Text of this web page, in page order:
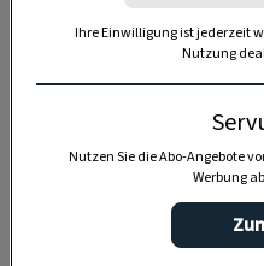
Ihre Einwilligung ist jederzeit
Nutzung
Nutzen Sie die Abo-Angebote
Werbung